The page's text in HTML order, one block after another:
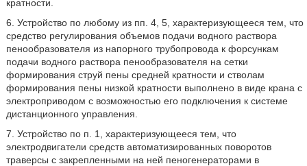
кратности.
6. Устройство по любому из пп. 4, 5, характеризующееся тем, что
средство регулирования объемов подачи водного раствора
пенообразователя из напорного трубопровода к форсункам
подачи водного раствора пенообразователя на сетки
формирования струй пены средней кратности и стволам
формирования пены низкой кратности выполнено в виде крана с
электроприводом с возможностью его подключения к системе
дистанционного управления.
7. Устройство по п. 1, характеризующееся тем, что
электродвигатели средств автоматизированных поворотов
траверсы с закрепленными на ней пеногенераторами в